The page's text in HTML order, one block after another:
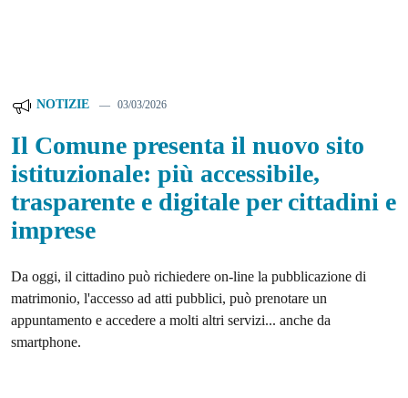
NOTIZIE 03/03/2026
Il Comune presenta il nuovo sito
istituzionale: più accessibile,
trasparente e digitale per cittadini e
imprese
Da oggi, il cittadino può richiedere on-line la pubblicazione di
matrimonio, l'accesso ad atti pubblici, può prenotare un
appuntamento e accedere a molti altri servizi... anche da
smartphone.